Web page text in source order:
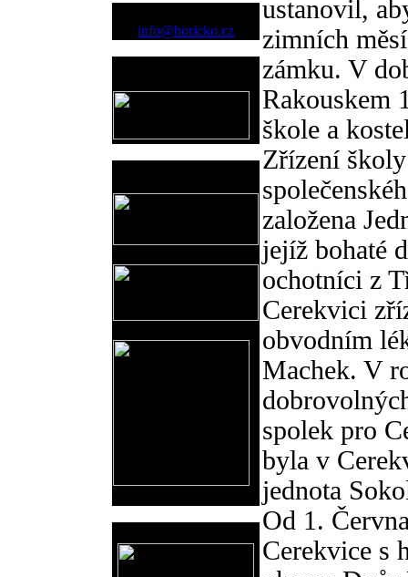
info@horicko.cz
ustanovil,
zimních
zámku. V
Rakouskem
škole a
Zřízení
založena
jejíž bohaté
ochotníci z
Cerekvici
obvodním
Machek. V
spolek pro
byla v
jednota
Od 1.
Cerekvice s